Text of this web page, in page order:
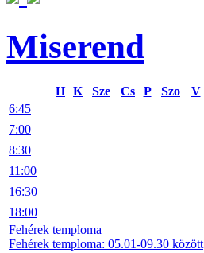
Miserend
H K Sze Cs P Szo
V
6:45
7:00
8:30
11:00
16:30
18:00
Fehérek temploma
Fehérek temploma: 05.01-09.30 között